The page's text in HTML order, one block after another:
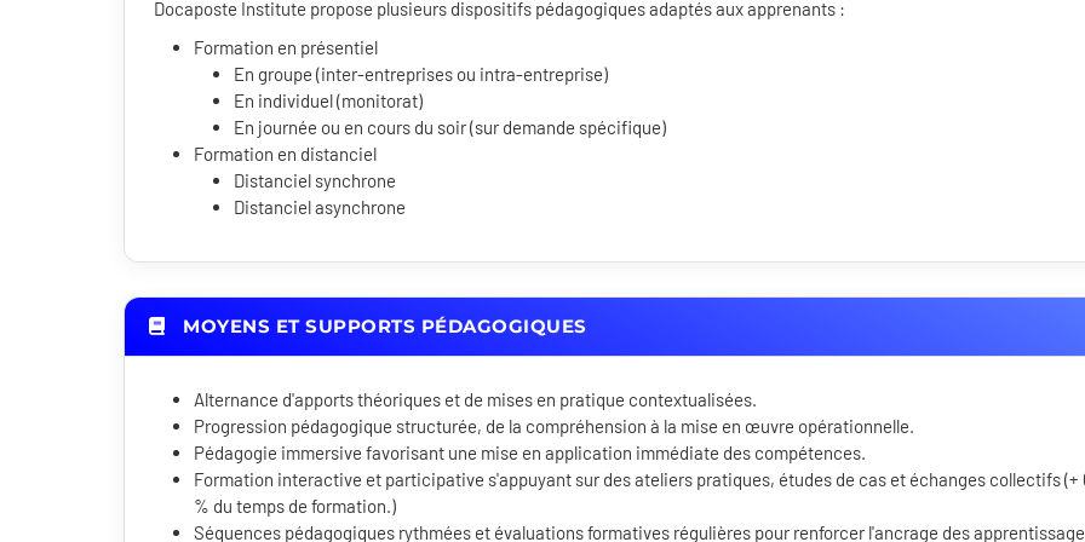
Docaposte Institute propose plusieurs dispositifs pédagogiques adaptés aux apprenants :
Formation en présentiel
En groupe (inter-entreprises ou intra-entreprise)
En individuel (monitorat)
En journée ou en cours du soir (sur demande spécifique)
Formation en distanciel
Distanciel synchrone
Distanciel asynchrone
MOYENS ET SUPPORTS PÉDAGOGIQUES
Alternance d'apports théoriques et de mises en pratique contextualisées.
Progression pédagogique structurée, de la compréhension à la mise en œuvre opérationnelle.
Pédagogie immersive favorisant une mise en application immédiate des compétences.
Formation interactive et participative s'appuyant sur des ateliers pratiques, études de cas et échanges collectifs (+
% du temps de formation.)
Séquences pédagogiques rythmées et évaluations formatives régulières pour renforcer l'ancrage des